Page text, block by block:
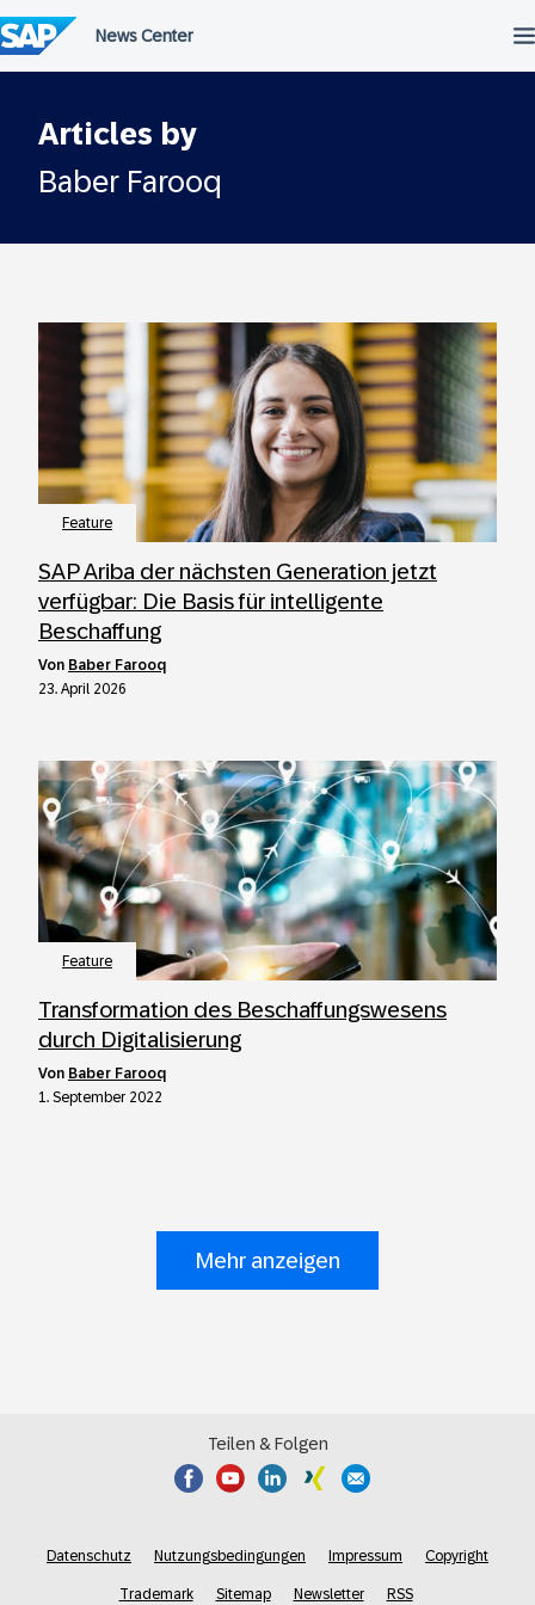
Articles by
Baber Farooq
Feature
SAP Ariba der nächsten Generation jetzt
verfügbar: Die Basis für intelligente
Beschaffung
von Baber Farooq
23. April 2026
Feature
Transformation des Beschaffungswesens
durch Digitalisierung
von Baber Farooq
1. September 2022
Mehr anzeigen
Teilen & Folgen
Datenschutz Nutzungsbedingungen Impressum Copyright
Trademark Sitemap Newsletter RSS